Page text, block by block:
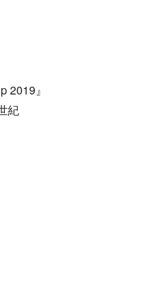
2019』
紀